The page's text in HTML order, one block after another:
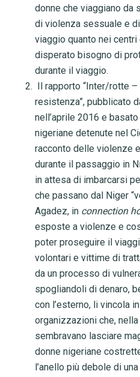
donne che viaggiano
di violenza sessuale e
viaggio quanto nei
disperato bisogno di
durante il viaggio.
Il rapporto “Inter/rotte
resistenza”, pubblicato
nell’aprile 2016 e
nigeriane detenute nel
racconto delle violenze
durante il passaggio in
in attesa di imbarcarsi
che passano dal Niger
Agadez, in connection
esposte a violenze e
poter proseguire il
volontari e vittime di
da un processo di
spogliandoli di denaro,
con l’esterno, li vincola
organizzazioni che,
sembravano lasciare
donne nigeriane
l’anello più debole di